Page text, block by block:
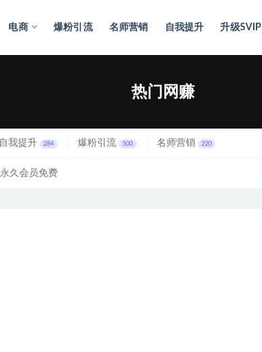
电商 爆粉引流 名师营销 自我提升 升级SVIP
热门网赚
自我提升 284 爆粉引流 500 名师营销 220
永久会员免费